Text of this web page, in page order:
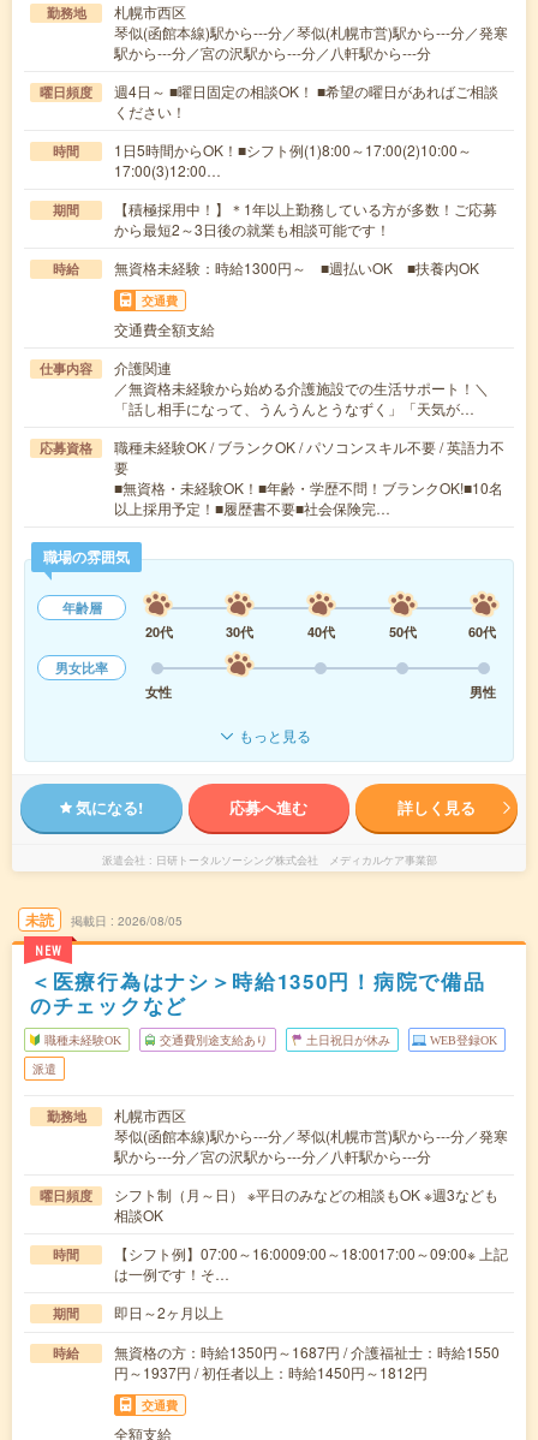
勤務地
札幌市西区
琴似(函館本線)駅から---分／琴似(札幌市営)駅から---分／発寒
駅から---分／宮の沢駅から---分／八軒駅から---分
曜日頻度
週4日～ ■曜日固定の相談OK！ ■希望の曜日があればご相談
ください！
時間
1日5時間からOK！■シフト例(1)8:00～17:00(2)10:00～
17:00(3)12:00…
期間
【積極採用中！】＊1年以上勤務している方が多数！ご応募
から最短2～3日後の就業も相談可能です！
時給 無資格未経験：時給1300円～ ■週払いOK ■扶養内OK
交通費
交通費全額支給
仕事内容
介護関連
／無資格未経験から始める介護施設での生活サポート！＼
「話し相手になって、うんうんとうなずく」「天気が…
応募資格
職種未経験OK / ブランクOK / パソコンスキル不要 / 英語力不
要
■無資格・未経験OK！■年齢・学歴不問！ブランクOK!■10名
以上採用予定！■履歴書不要■社会保険完…
職場の雰囲気
年齢層
20代
30代 40代 50代
60代
男女比率
女性
男性
もっと見る
気になる! 応募へ進む 詳しく見る
派遣会社 日研トータルソーシング株式会社 メディカルケア事業部
未読
NEW
掲載日 2026/08/05
＜医療行為はナシ＞時給1350円！病院で備品
のチェックなど
職種未経験OK 交通費別途支給あり 土日祝日が休み WEB登録OK
派遣
勤務地
札幌市西区
琴似(函館本線)駅から---分／琴似(札幌市営)駅から---分／発寒
駅から---分／宮の沢駅から---分／八軒駅から---分
曜日頻度
シフト制（月～日） ※平日のみなどの相談もOK ※週3なども
相談OK
時間
【シフト例】07:00～16:0009:00～18:0017:00～09:00※ 上記
は一例です！そ…
期間 即日～2ヶ月以上
時給
無資格の方：時給1350円～1687円 / 介護福祉士：時給1550
円～1937円 / 初任者以上：時給1450円～1812円
交通費
全額支給